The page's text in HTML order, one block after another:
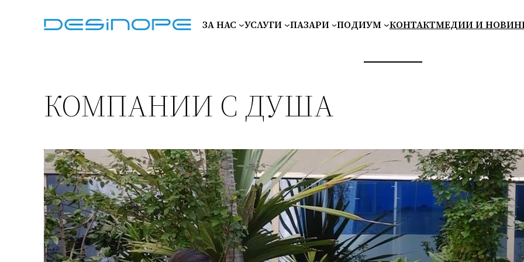
съдържанието
ЗА НАС УСЛУГИ ПАЗАРИ ПОДИУМ КОНТАКТМЕДИИ И
КОМПАНИИ С ДУША